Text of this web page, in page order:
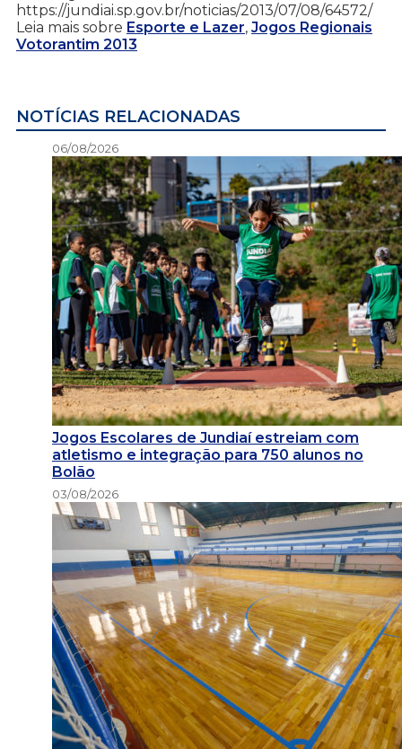
https://jundiai.sp.gov.br/noticias/2013/07/08/64572/
Leia mais sobre Esporte e Lazer, Jogos Regionais
Votorantim 2013
NOTÍCIAS RELACIONADAS
06/08/2026
Jogos Escolares de Jundiaí estreiam com
atletismo e integração para 750 alunos no
Bolão
03/08/2026